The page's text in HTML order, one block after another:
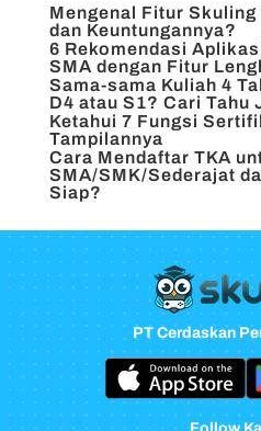
Mengenal Fitur
dan Keuntungannya?
6 Rekomendasi
SMA dengan Fitur
Sama-sama Kuliah 4
D4 atau S1? Cari Tahu
Ketahui 7 Fungsi
Tampilannya
Cara Mendaftar TKA
SMA/SMK/Sederajat
Siap?
PT Cerdaskan